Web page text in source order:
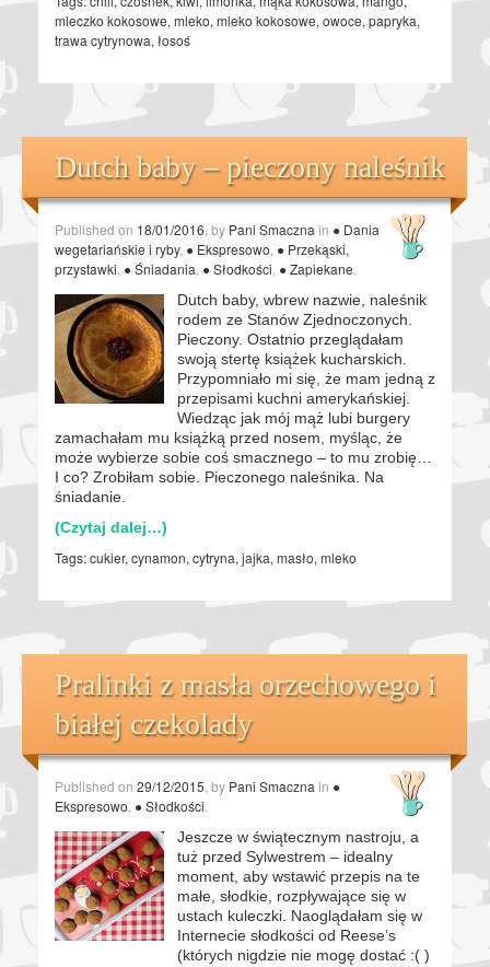
mleczko kokosowe, mleko, mleko kokosowe, owoce, papryka,
trawa cytrynowa, łosoś
Dutch baby – pieczony naleśnik
Published on 18/01/2016 , by Pani Smaczna in ● Dania
wegetariańskie i ryby, ● Ekspresowo ● Przekąski,
przystawki ● Śniadania ● Słodkości ● Zapiekane
Dutch baby, wbrew nazwie, naleśnik
rodem ze Stanów Zjednoczonych.
Pieczony. Ostatnio przeglądałam
swoją stertę książek kucharskich.
Przypomniało mi się, że mam jedną z
przepisami kuchni amerykańskiej.
Wiedząc jak mój mąż lubi burgery
zamachałam mu książką przed nosem, myśląc, że
może wybierze sobie coś smacznego – to mu zrobię…
I co? Zrobiłam sobie. Pieczonego naleśnika. Na
śniadanie.
(Czytaj dalej…)
Tags:cukier, cynamon, cytryna, jajka, masło, mleko
Pralinki z masła orzechowego i
białej czekolady
Published on 29/12/2015 , by Pani Smaczna in ●
Ekspresowo ● Słodkości
Jeszcze w świątecznym nastroju, a
tuż przed Sylwestrem – idealny
moment, aby wstawić przepis na te
małe, słodkie, rozpływające się w
ustach kuleczki. Naoglądałam się w
Internecie słodkości od Reese’s
(których nigdzie nie mogę dostać :( )